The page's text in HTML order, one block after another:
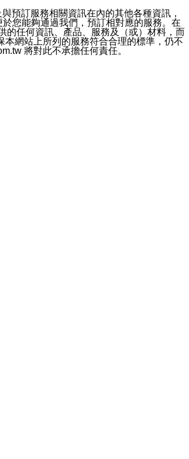
預訂服務相關資訊在內的其他各種資訊，
您能夠通過我們，預訂相對應的服務。在
的任何資訊、產品、服務及（或）材料，而
本網站上所列的服務符合合理的標準，仍不
將對此不承擔任何責任。